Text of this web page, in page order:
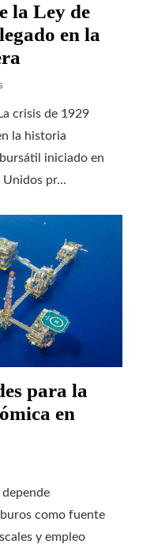
la Ley de
en la
crisis de 1929
la historia
iniciado en
Unidos pr...
para la
en
como fuente
y empleo